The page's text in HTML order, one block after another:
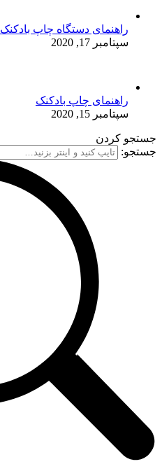
راهنمای دستگاه چاپ بادکنک
سپتامبر 17, 2020
راهنمای چاپ بادکنک
سپتامبر 15, 2020
جستجو کردن
جستجو: